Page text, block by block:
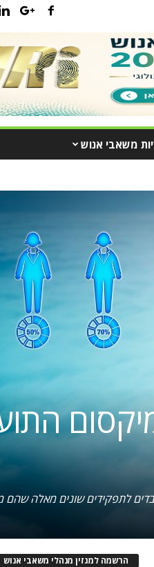
משאבי אנוש
הרשמה למגזין מנהלי משאבי אנוש